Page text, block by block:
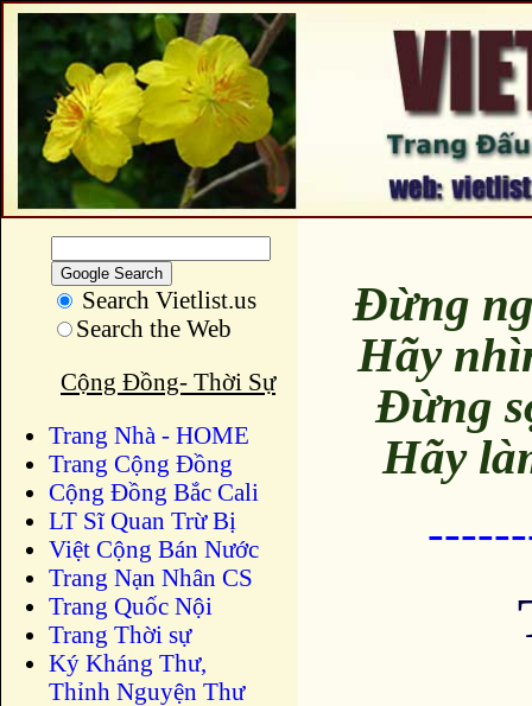
Search Vietlist.us
Search the Web
Cộng Đồng- Thời Sự
Trang Nhà - HOME
Trang Cộng Đồng
Cộng Đồng Bắc Cali
LT Sĩ Quan Trừ Bị
Việt Cộng Bán Nước
Trang Nạn Nhân CS
Trang Quốc Nội
Trang Thời sự
Ký Kháng Thư,
Thỉnh Nguyện Thư
Đừng
Hãy
Đừng
Hãy